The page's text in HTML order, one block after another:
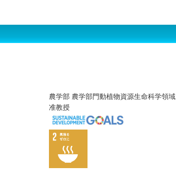
農学部 農学部門動植物資源生命科学領域
准教授